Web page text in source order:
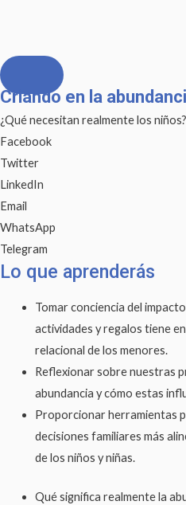
Criando en la
¿Qué necesitan realmente los niños?
Facebook
Twitter
LinkedIn
Email
WhatsApp
Telegram
Lo que aprenderás
Tomar conciencia del
actividades y regalos tiene
relacional de los menores.
Reflexionar sobre nuestras
abundancia y cómo estas
Proporcionar herramientas
decisiones familiares más
de los niños y niñas.
Qué significa realmente la
Criando
en
la
abundancia
cantidad